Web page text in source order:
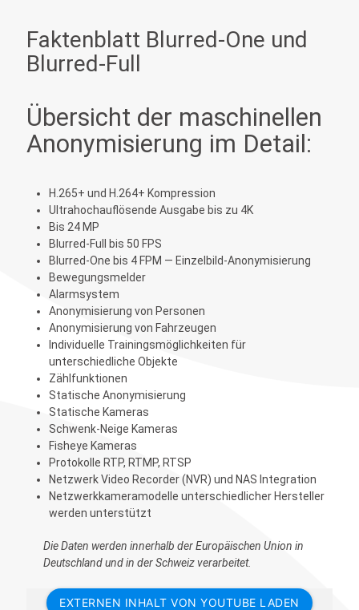
Faktenblatt Blurred-One und
Blurred-Full
Übersicht der maschinellen
Anonymisierung im Detail:
H.265+ und H.264+ Kompression
Ultrahochauflösende Ausgabe bis zu 4K
Bis 24 MP
Blurred-Full bis 50 FPS
Blurred-One bis 4 FPM — Einzelbild-Anonymisierung
Bewegungsmelder
Alarmsystem
Anonymisierung von Personen
Anonymisierung von Fahrzeugen
Individuelle Trainingsmöglichkeiten für
unterschiedliche Objekte
Zählfunktionen
Statische Anonymisierung
Statische Kameras
Schwenk-Neige Kameras
Fisheye Kameras
Protokolle RTP, RTMP, RTSP
Netzwerk Video Recorder (NVR) und NAS Integration
Netzwerkkameramodelle unterschiedlicher Hersteller
werden unterstützt
Die Daten werden innerhalb der Europäischen Union in
Deutschland und in der Schweiz verarbeitet.
EXTERNEN INHALT VON YOUTUBE LADEN